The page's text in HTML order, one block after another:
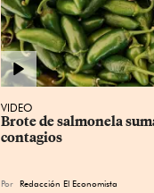
VIDEO
Brote de salmonela
contagios
Por Redacción El Economista